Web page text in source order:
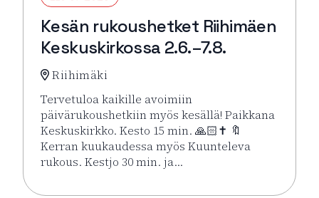
Kesän rukoushetket Riihimäen
Keskuskirkossa 2.6.–7.8.
Riihimäki
Tervetuloa kaikille avoimiin
päivärukoushetkiin myös kesällä! Paikkana
Keskuskirkko. Kesto 15 min. 🙏🏻✝️ 🔖
Kerran kuukaudessa myös Kuunteleva
rukous. Kestjo 30 min. ja…
Lue lisää tapahtumasta Kesän rukoushetket